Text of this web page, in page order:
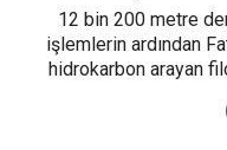
12 bin 200 metre
işlemlerin ardından
hidrokarbon arayan